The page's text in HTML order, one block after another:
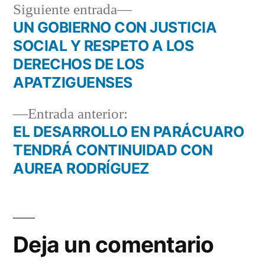
Navegación
de
entradas
Entrada anterior:
anterior:
EL DESARROLLO EN PARÁCUARO
TENDRÁ CONTINUIDAD CON
AUREA RODRÍGUEZ
Siguiente entrada
Siguiente
entrada:
UN GOBIERNO CON JUSTICIA
SOCIAL Y RESPETO A LOS
DERECHOS DE LOS
APATZIGUENSES
Deja un comentario